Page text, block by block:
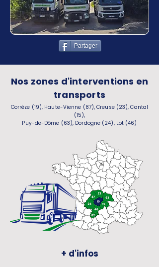
Partager
Nos zones d'interventions en
transports
Corrèze (19), Haute-Vienne (87), Creuse (23), Cantal
(15),
Puy-de-Dôme (63), Dordogne (24), Lot (46)
+ d'infos